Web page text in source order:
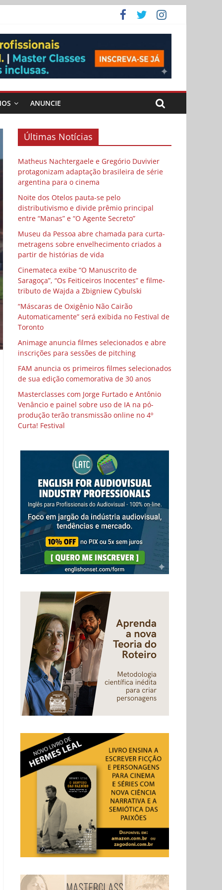
vida
ANUNCIE
Últimas Notícias
Matheus Nachtergaele e Gregório Duvivier
protagonizam adaptação brasileira de série
argentina para o cinema
Noite dos Otelos pauta-se pelo
distributivismo e divide prêmio principal
entre “Manas” e “O Agente Secreto”
Museu da Pessoa abre chamada para curta-
metragens sobre envelhecimento criados a
partir de histórias de vida
Cinemateca exibe “O Manuscrito de
Saragoça”, “Os Feiticeiros Inocentes” e filme-
tributo de Wajda a Zbigniew Cybulski
“Máscaras de Oxigênio Não Cairão
Automaticamente” será exibida no Festival de
Toronto
Animage anuncia filmes selecionados e abre
inscrições para sessões de pitching
FAM anuncia os primeiros filmes selecionados
de sua edição comemorativa de 30 anos
Masterclasses com Jorge Furtado e Antônio
Venâncio e painel sobre uso de IA na pó-
produção terão transmissão online no 4º
Curta! Festival